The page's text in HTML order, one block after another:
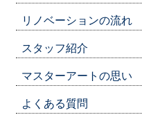
リノベーションの流れ
スタッフ紹介
マスターアートの思い
よくある質問